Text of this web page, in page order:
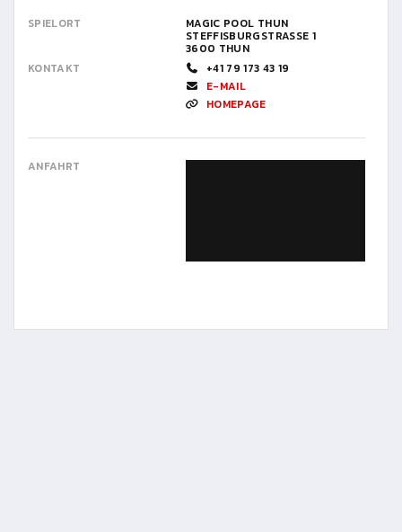
SPIELORT MAGIC POOL THUN
STEFFISBURGSTRASSE 1
3600 THUN
KONTAKT
+41 79 173 43 19
E-MAIL
HOMEPAGE
ANFAHRT